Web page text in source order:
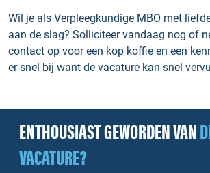
Wil je als Verpleegkundige MBO met
aan de slag? Solliciteer vandaag nog of
contact op voor een kop koffie en een
er snel bij want de vacature kan snel
ENTHOUSIAST GEWORDEN VAN
VACATURE?